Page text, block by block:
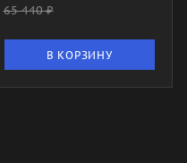
65 440₽
В КОРЗИНУ